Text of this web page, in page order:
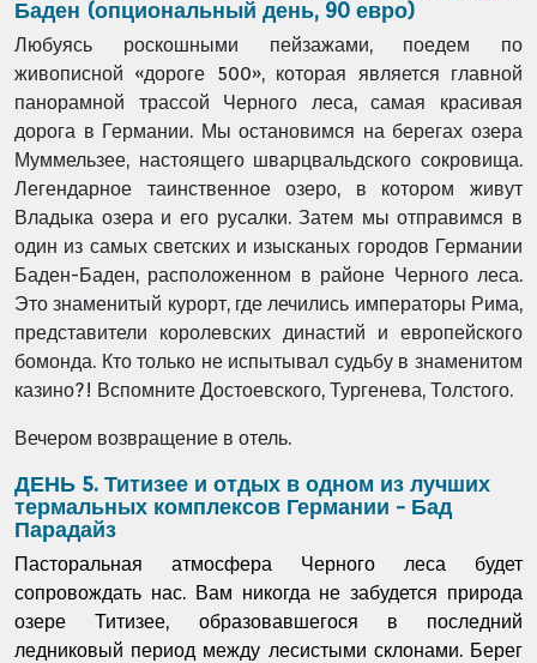
Баден (опциональный день, 90 евро)
Любуясь роскошными пейзажами, поедем по
живописной «дороге 500», которая является главной
панорамной трассой Черного леса, самая красивая
дорога в Германии. Мы остановимся на берегах озера
Муммельзее, настоящего шварцвальдского сокровища.
Легендарное таинственное озеро, в котором живут
Владыка озера и его русалки.Затем мы отправимся в
один из самых светских и изысканых городов Германии
Баден-Баден, расположенном в районе Черного леса.
Это знаменитый курорт, где лечились императоры Рима,
представители королевских династий и европейского
бомонда. Кто только не испытывал судьбу в знаменитом
казино?! Вспомните Достоевского, Тургенева, Толстого.
Вечером возвращение в отель.
ДЕНЬ 5. Титизее и отдых в одном из лучших
термальных комплексов Германии - Бад
Парадайз
Пасторальная атмосфера Черного леса будет
сопровождать нас. Вам никогда не забудется природа
озере Титизее, образовавшегося в последний
ледниковый период между лесистыми склонами. Берег